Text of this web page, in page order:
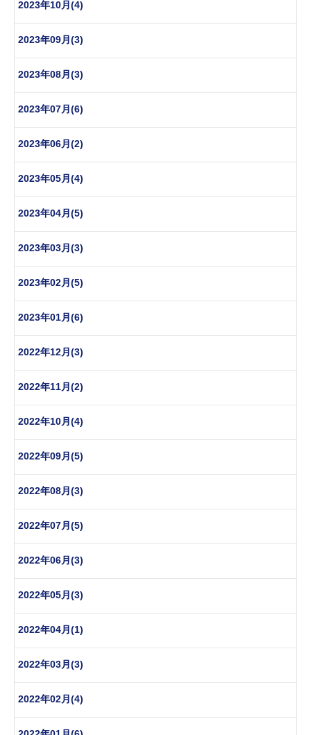
2023年10月(4)
2023年09月(3)
2023年08月(3)
2023年07月(6)
2023年06月(2)
2023年05月(4)
2023年04月(5)
2023年03月(3)
2023年02月(5)
2023年01月(6)
2022年12月(3)
2022年11月(2)
2022年10月(4)
2022年09月(5)
2022年08月(3)
2022年07月(5)
2022年06月(3)
2022年05月(3)
2022年04月(1)
2022年03月(3)
2022年02月(4)